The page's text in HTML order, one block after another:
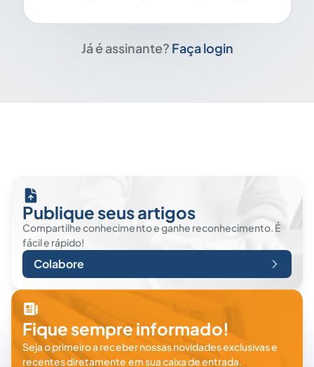
Já é assinante? Faça login
Publique seus artigos
Compartilhe conhecimento e ganhe reconhecimento. É
fácil e rápido!
Colabore
Fique sempre informado!
Seja o primeiro a receber nossas novidades exclusivas e
recentes diretamente em sua caixa de entrada.